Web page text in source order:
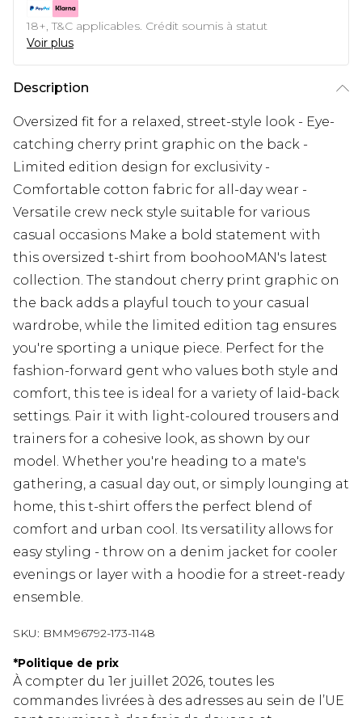
18+, T&C applicables. Crédit soumis à statut
Voir plus
Description
Oversized fit for a relaxed, street-style look - Eye-
catching cherry print graphic on the back -
Limited edition design for exclusivity -
Comfortable cotton fabric for all-day wear -
Versatile crew neck style suitable for various
casual occasions Make a bold statement with
this oversized t-shirt from boohooMAN's latest
collection. The standout cherry print graphic on
the back adds a playful touch to your casual
wardrobe, while the limited edition tag ensures
you're sporting a unique piece. Perfect for the
fashion-forward gent who values both style and
comfort, this tee is ideal for a variety of laid-back
settings. Pair it with light-coloured trousers and
trainers for a cohesive look, as shown by our
model. Whether you're heading to a mate's
gathering, a casual day out, or simply lounging at
home, this t-shirt offers the perfect blend of
comfort and urban cool. Its versatility allows for
easy styling - throw on a denim jacket for cooler
evenings or layer with a hoodie for a street-ready
ensemble.
SKU: BMM96792-173-1148
*Politique de prix
À compter du 1er juillet 2026, toutes les
commandes livrées à des adresses au sein de l’UE